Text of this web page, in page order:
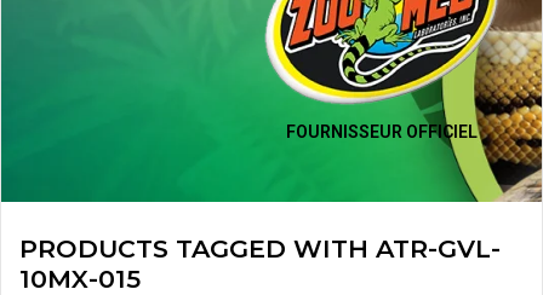
FOURNISSEUR OFFICIEL
PRODUCTS TAGGED WITH ATR-GVL-
10MX-015